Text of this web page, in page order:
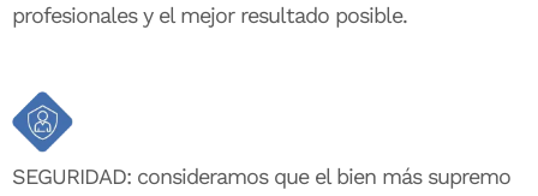
profesionales y el mejor resultado posible.
SEGURIDAD: consideramos que el bien más supremo